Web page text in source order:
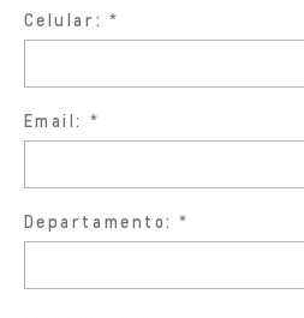
Celular:
Email:
Departamento: